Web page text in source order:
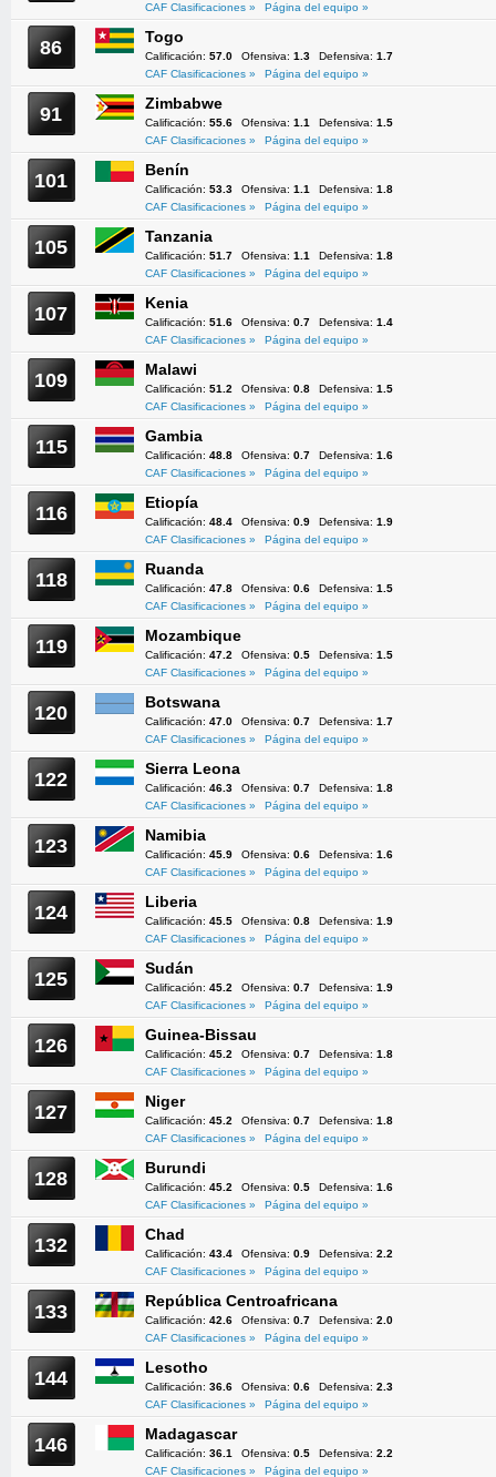
CAF Clasificaciones »
Página del equipo »
86 Togo
Calificación: 57.0 Ofensiva: 1.3 Defensiva: 1.7
CAF Clasificaciones »
Página del equipo »
91 Zimbabwe
Calificación: 55.6 Ofensiva: 1.1 Defensiva: 1.5
CAF Clasificaciones »
Página del equipo »
101 Benín
Calificación: 53.3 Ofensiva: 1.1 Defensiva: 1.8
CAF Clasificaciones »
Página del equipo »
105 Tanzania
Calificación: 51.7 Ofensiva: 1.1 Defensiva: 1.8
CAF Clasificaciones »
Página del equipo »
107 Kenia
Calificación: 51.6 Ofensiva: 0.7 Defensiva: 1.4
CAF Clasificaciones »
Página del equipo »
109 Malawi
Calificación: 51.2 Ofensiva: 0.8 Defensiva: 1.5
CAF Clasificaciones »
Página del equipo »
115 Gambia
Calificación: 48.8 Ofensiva: 0.7 Defensiva: 1.6
CAF Clasificaciones »
Página del equipo »
116 Etiopía
Calificación: 48.4 Ofensiva: 0.9 Defensiva: 1.9
CAF Clasificaciones »
Página del equipo »
118 Ruanda
Calificación: 47.8 Ofensiva: 0.6 Defensiva: 1.5
CAF Clasificaciones »
Página del equipo »
119 Mozambique
Calificación: 47.2 Ofensiva: 0.5 Defensiva: 1.5
CAF Clasificaciones »
Página del equipo »
120 Botswana
Calificación: 47.0 Ofensiva: 0.7 Defensiva: 1.7
CAF Clasificaciones »
Página del equipo »
122 Sierra Leona
Calificación: 46.3 Ofensiva: 0.7 Defensiva: 1.8
CAF Clasificaciones »
Página del equipo »
123 Namibia
Calificación: 45.9 Ofensiva: 0.6 Defensiva: 1.6
CAF Clasificaciones »
Página del equipo »
124 Liberia
Calificación: 45.5 Ofensiva: 0.8 Defensiva: 1.9
CAF Clasificaciones »
Página del equipo »
125 Sudán
Calificación: 45.2 Ofensiva: 0.7 Defensiva: 1.9
CAF Clasificaciones »
Página del equipo »
126 Guinea-Bissau
Calificación: 45.2 Ofensiva: 0.7 Defensiva: 1.8
CAF Clasificaciones »
Página del equipo »
127 Niger
Calificación: 45.2 Ofensiva: 0.7 Defensiva: 1.8
CAF Clasificaciones »
Página del equipo »
128 Burundi
Calificación: 45.2 Ofensiva: 0.5 Defensiva: 1.6
CAF Clasificaciones »
Página del equipo »
132 Chad
Calificación: 43.4 Ofensiva: 0.9 Defensiva: 2.2
CAF Clasificaciones »
Página del equipo »
133 República Centroafricana
Calificación: 42.6 Ofensiva: 0.7 Defensiva: 2.0
CAF Clasificaciones »
Página del equipo »
144 Lesotho
Calificación: 36.6 Ofensiva: 0.6 Defensiva: 2.3
CAF Clasificaciones »
Página del equipo »
146 Madagascar
Calificación: 36.1 Ofensiva: 0.5 Defensiva: 2.2
CAF Clasificaciones »
Página del equipo »